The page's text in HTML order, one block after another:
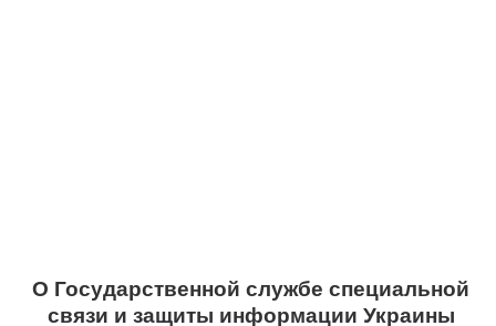
О Государственной службе специальной
связи и защиты информации Украины